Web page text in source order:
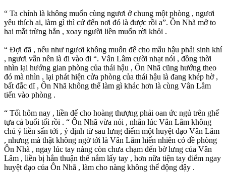
“ Ta chính là không muốn cùng ngươi ở chung một phòng , ngươi
yêu thích ai, làm gì thì cứ đến nơi đó là được rồi a”. Ôn Nhã mở to
hai mắt trừng hắn , xoay người liền muốn rời khỏi .
“ Đợi đã , nếu như ngươi không muốn để cho mẫu hậu phải sinh khí
, ngươi vẫn nên là đi vào đi “. Vân Lâm cười nhạt nói , đồng thời
nhìn lại hướng gian phòng của thái hậu , Ôn Nhã cũng hướng theo
đó mà nhìn , lại phát hiện cửa phòng của thái hậu là đang khép hờ ,
bất đắc dĩ , Ôn Nhã không thể làm gì khác hơn là cùng Vân Lâm
tiến vào phòng .
“ Tối hôm nay , liền để cho hoàng thượng phải oan ức ngủ trên ghế
tựa cả buổi tối rồi . “ Ôn Nhã vừa nói , nhân lúc Vân Lâm không
chú ý liền sấn tới , ý định từ sau lưng điểm một huyệt đạo Vân Lâm
, nhưng mà thật không ngờ tới là Vân Lâm hiển nhiên có đề phòng
Ôn Nhã , ngay lúc tay nàng còn chưa chạm đến bờ lưng của Vân
Lâm , liền bị hắn thuận thế nắm lấy tay , hơn nữa tiện tay điểm ngay
huyệt đạo của Ôn Nhã , làm cho nàng không thể động đậy .